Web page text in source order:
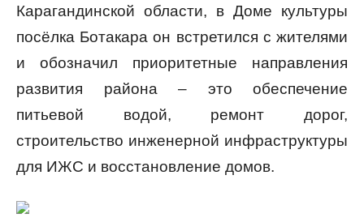
Карагандинской области, в Доме культуры
посёлка Ботакара он встретился с жителями
и обозначил приоритетные направления
развития района – это обеспечение
питьевой водой, ремонт дорог,
строительство инженерной инфраструктуры
для ИЖС и восстановление домов.